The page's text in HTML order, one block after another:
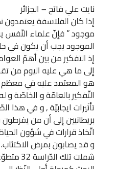
نايت علي فاتح – الجزائر
إذا كان الفلاسفة يعتمدون
موجود ” فإنّ علماء النّفس
الموجود يجب أن يكون في
إذ التفكير من بين أهمّ
إلى ما هي عليه اليوم من
هو المعتمد عليه في معظم
التّفكير بالعامّة و الخاصّة و
تأثيرات ايجابيّة , و في هذا
بريطانيين إلى أن من
اتّخاذ قرارات في شؤون
و قد يصابون بمرض الاكتئاب.
شملت